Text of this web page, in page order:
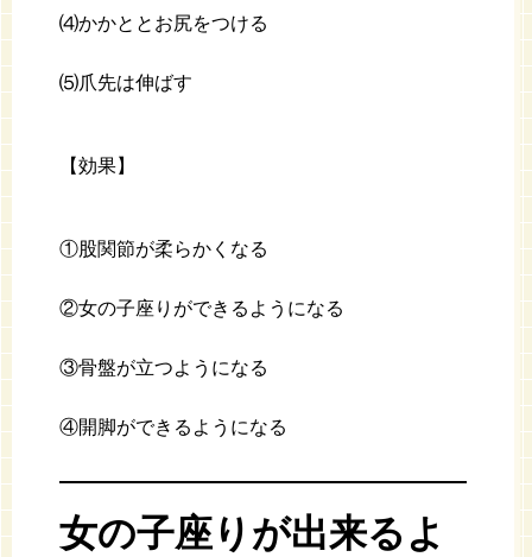
⑷かかととお尻をつける
⑸爪先は伸ばす
【効果】
①股関節が柔らかくなる
②女の子座りができるようになる
③骨盤が立つようになる
④開脚ができるようになる
女の子座りが出来るよ